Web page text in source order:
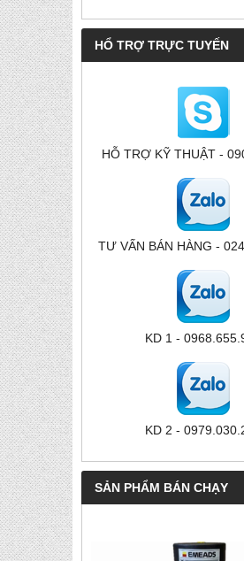
HỔ TRỢ TRỰC TUYẾN
HỖ TRỢ KỸ THUẬT -
TƯ VẤN BÁN HÀNG -
KD 1 -
KD 2 -
SẢN PHẨM BÁN CHẠY